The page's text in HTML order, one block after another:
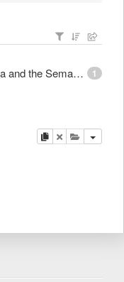
1
Bridging the Gap between Linked Data and the Semantic Desktop
копировать
удалитьдобавить